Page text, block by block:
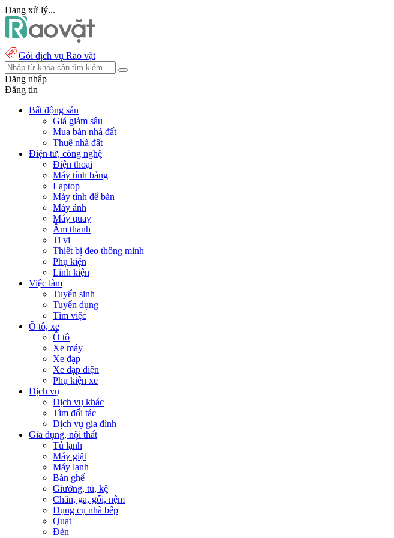
Đang xử lý...
Gói dịch vụ Rao vặt
Đăng nhập
Đăng tin
Bất động sản
Giá giảm sâu
Mua bán nhà đất
Thuê nhà đất
Điện tử, công nghệ
Điện thoại
Máy tính bảng
Laptop
Máy tính để bàn
Máy ảnh
Máy quay
Âm thanh
Ti vi
Thiết bị đeo thông minh
Phụ kiện
Linh kiện
Việc làm
Tuyển sinh
Tuyển dụng
Tìm việc
Ô tô, xe
Ô tô
Xe máy
Xe đạp
Xe đạp điện
Phụ kiện xe
Dịch vụ
Dịch vụ khác
Tìm đối tác
Dịch vụ gia đình
Gia dụng, nội thất
Tủ lạnh
Máy giặt
Máy lạnh
Bàn ghế
Giường, tủ, kệ
Chăn, ga, gối, nệm
Dụng cụ nhà bếp
Quạt
Đèn